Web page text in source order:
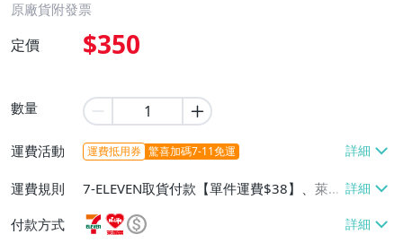
原廠貨附發票
定價 $350
數量
運費活動 運費抵用券 驚喜加碼7-11免運
運費規則
7-ELEVEN取貨付款【單件運費$38】、萊爾
富取貨付款【單件運費$60】、宅配/貨運
【單件運費$100】、郵局掛號【單件運費
付款方式